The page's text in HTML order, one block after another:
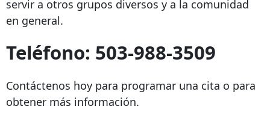
servir a otros grupos diversos y a la comunidad
en general.
Teléfono: 503-988-3509
Contáctenos hoy para programar una cita o para
obtener más información.